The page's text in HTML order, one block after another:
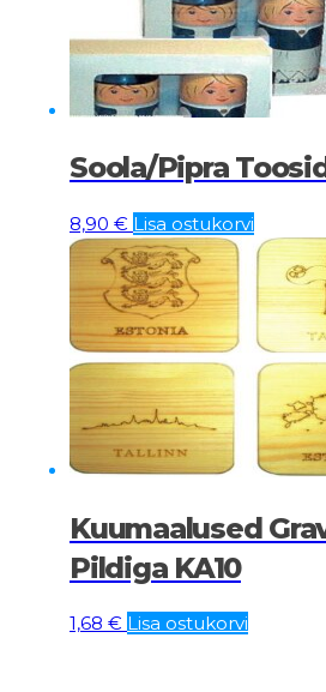
Soola/pipra
8,90 € Lisa ostukorvi
Kuumaalused
Pildiga KA10
1,68 € Lisa ostukorvi